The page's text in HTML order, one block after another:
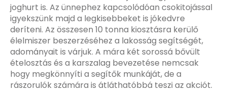
joghurt is. Az ünnephez kapcsolódóan csokitojással
igyekszünk majd a legkisebbeket is jókedvre
deríteni. Az összesen 10 tonna kiosztásra kerülő
élelmiszer beszerzéséhez a lakosság segítségét,
adományait is várjuk. A mára két sorossá bővült
ételosztás és a karszalag bevezetése nemcsak
hogy megkönnyíti a segítők munkáját, de a
rászorulók számára is átláthatóbbá teszi az akciót.